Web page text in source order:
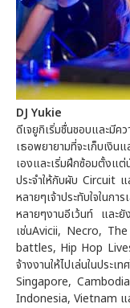
DJ Yukie
ดีเจยูกิเริ่มชื่นชอบและมีค
เธอพยายามที่จะเก็บเงิน
เองและเริ่มฝึกซ้อมตั้งแ
ประจำให้กับผับ Circuit
หลายๆเจ้าประทับใจใน
หลายๆงานอีเว้นท์ และยั
เช่นAvicii, Necro,
battles, Hip Hop
จ้างงานให้ไปเล่นใน
Singapore,
Indonesia, Vietnam แ